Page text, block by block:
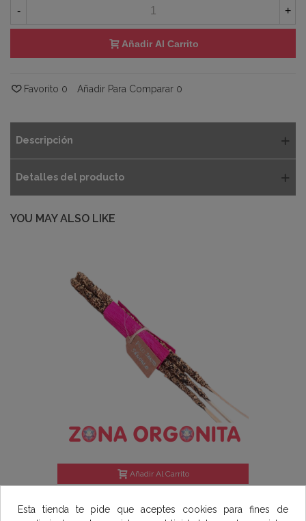
- +
Añadir Al Carrito
Favorito 0 Añadir Para Comparar 0
Descripción
Detalles del producto
YOU MAY ALSO LIKE
Añadir Al Carrito
3,50 €
Esta tienda te pide que aceptes cookies para fines de